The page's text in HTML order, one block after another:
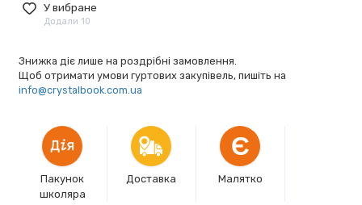
У вибране
Додали 10
Знижка діє лише на роздрібні замовлення.
Щоб отримати умови гуртових закупівель, пишіть на
info@crystalbook.com.ua
Пакунок
школяра
Доставка
Є
Малятко